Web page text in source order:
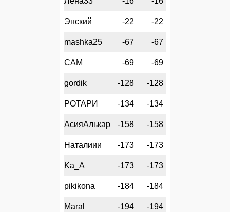
Энский -22 -22
mashka25 -67 -67
CAM -69 -69
gordik -128 -128
РОТАРИ -134 -134
АсияАлькар -158 -158
Наталиии -173 -173
Ka_A -173 -173
pikikona -184 -184
Maral -194 -194